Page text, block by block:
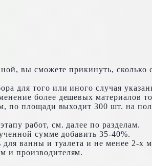
вы сможете прикинуть, сколько
для того или иного случая
более дешевых материалов
по площади выходит 300 шт. на
работ, см. далее по разделам.
сумме добавить 35-40%.
ванны и туалета и не менее 2-х
и производителям.